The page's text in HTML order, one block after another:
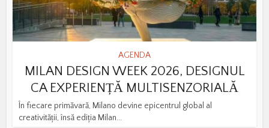
AGENDA
MILAN DESIGN WEEK 2026, DESIGNUL
CA EXPERIENȚĂ MULTISENZORIALĂ
În fiecare primăvară, Milano devine epicentrul global al
creativității, însă ediția Milan...